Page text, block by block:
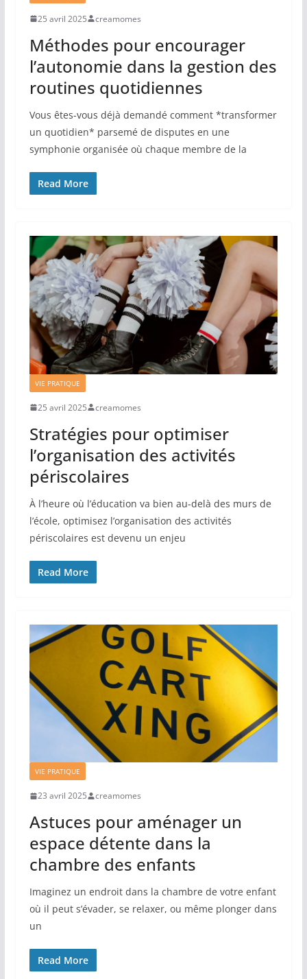
25 avril 2025 creamomes
Méthodes pour encourager
l’autonomie dans la gestion des
routines quotidiennes
Vous êtes-vous déjà demandé comment *transformer
un quotidien* parsemé de disputes en une
symphonie organisée où chaque membre de la
Read More
VIE PRATIQUE
25 avril 2025 creamomes
Stratégies pour optimiser
l’organisation des activités
périscolaires
À l’heure où l’éducation va bien au-delà des murs de
l’école, optimisez l’organisation des activités
périscolaires est devenu un enjeu
Read More
VIE PRATIQUE
23 avril 2025 creamomes
Astuces pour aménager un
espace détente dans la
chambre des enfants
Imaginez un endroit dans la chambre de votre enfant
où il peut s’évader, se relaxer, ou même plonger dans
un
Read More